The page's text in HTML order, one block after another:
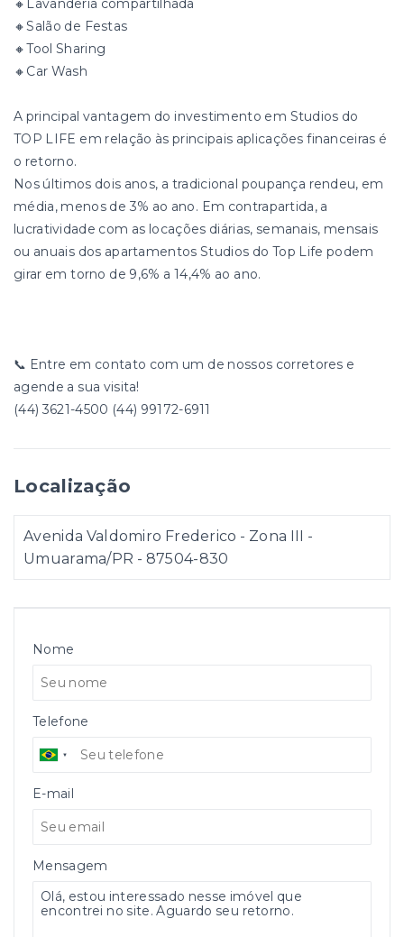
Nome
Telefone
E-mail
Mensagem
🔸Lavanderia compartilhada
🔸Salão de Festas
🔸Tool Sharing
🔸Car Wash
A principal vantagem do investimento em Studios do
TOP LIFE em relação às principais aplicações financeiras é
o retorno.
Nos últimos dois anos, a tradicional poupança rendeu, em
média, menos de 3% ao ano. Em contrapartida, a
lucratividade com as locações diárias, semanais, mensais
ou anuais dos apartamentos Studios do Top Life podem
girar em torno de 9,6% a 14,4% ao ano.
📞 Entre em contato com um de nossos corretores e
agende a sua visita!
(44) 3621-4500 (44) 99172-6911
Localização
Avenida Valdomiro Frederico - Zona III -
Umuarama/PR - 87504-830